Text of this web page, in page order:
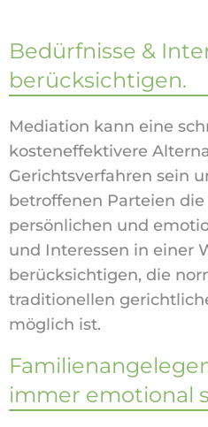
Bedürfnisse &
berücksichtigen.
Mediation kann eine
kosteneffektivere
Gerichtsverfahren sein
betroffenen Parteien
persönlichen und
und Interessen in einer
berücksichtigen, die
traditionellen
möglich ist.
immer emotional